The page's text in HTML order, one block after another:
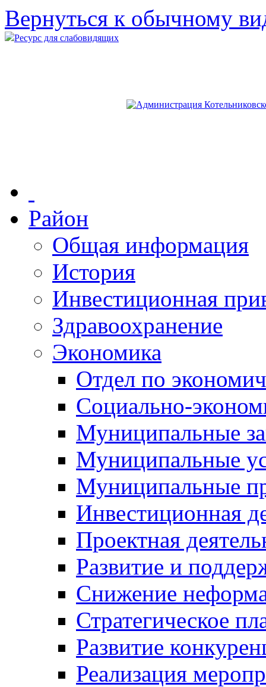
Вернуться к обычному
Ресурс для слабовидящих
Район
Общая информация
История
Инвестиционная
Здравоохранение
Экономика
Отдел по
Социально-
Муниципальные
Муниципальные
Муниципальные
Инвестиционная
Проектная
Развитие и
Снижение
Стратегическое
Развитие
Реализация